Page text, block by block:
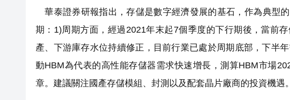
華泰證券研報指出，存儲是數字經濟發展的基石，作為典型
期：1)周期方面，經過2021年末起7個季度的下行期後，當前
產、下游庫存水位持續修正，目前行業已處於周期底部，下半
動HBM為代表的高性能存儲器需求快速增長，測算HBM市場
章。建議關注國產存儲模組、封測以及配套晶片廠商的投資機遇。